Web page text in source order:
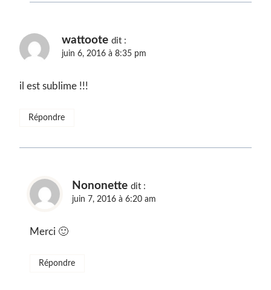
wattoote dit :
juin 6, 2016 à 8:35 pm
il est sublime !!!
Répondre
Nononette dit :
juin 7, 2016 à 6:20 am
Merci 🙂
Répondre